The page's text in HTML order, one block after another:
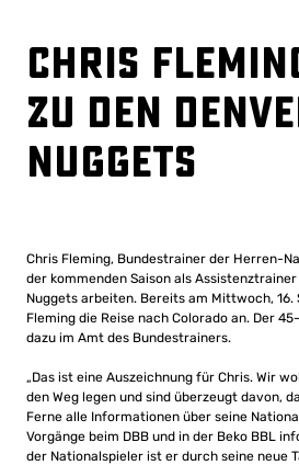
Chris
zu den
Nuggets
Chris Fleming, Bundestrainer der Herren-
der kommenden Saison als
Nuggets arbeiten. Bereits am Mittwoch,
Fleming die Reise nach Colorado an. Der
dazu im Amt des Bundestrainers.
„Das ist eine Auszeichnung für Chris. Wir
den Weg legen und sind überzeugt davon,
Ferne alle Informationen über seine
Vorgänge beim DBB und in der Beko BBL
der Nationalspieler ist er durch seine neue